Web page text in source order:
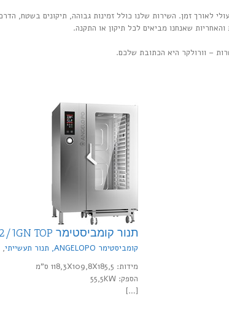
לאורך זמן. השירות שלנו כולל זמינות גבוהה, תיקונים בשטח,
שאנחנו מביאים לכל תיקון או התקנה.
– וורולקר היא הכתובת שלכם.
תנור קומביסטימר 20X2/1GN TOP
קומביסטימר ANGELOPO, תנור תעשייתי ,
מידות: 118,3X109,8X185,5 ס"מ
הספק: 55,5KW
[…]